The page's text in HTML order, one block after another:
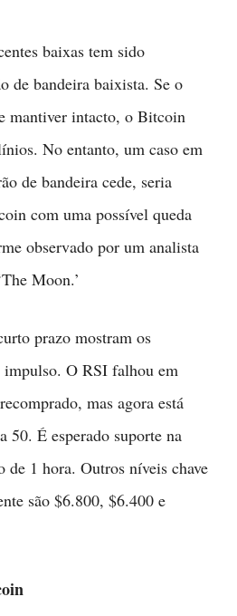
baixas tem sido
de bandeira baixista. Se o
mantiver intacto, o Bitcoin
No entanto, um caso em
de bandeira cede, seria
com uma possível queda
observado por um analista
Moon.’
prazo mostram os
impulso. O RSI falhou em
mas agora está
50. É esperado suporte na
1 hora. Outros níveis chave
são $6.800, $6.400 e